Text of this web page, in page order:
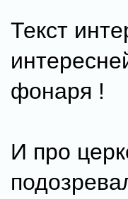
Текст
фонаря !
И про